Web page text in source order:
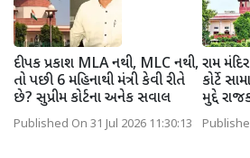
દીપક પ્રકાશ MLA નથી, MLC નથી,
તો પછી 6 મહિનાથી મંત્રી કેવી રીતે
છે? સુપ્રીમ કોર્ટના અનેક સવાલ
Published On 31 Jul 2026 11:30:13
રામ
કોર્ટે
મુદ્દે